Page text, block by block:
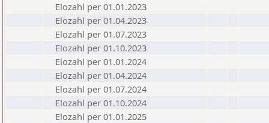
Elozahl per 01.01.2023
Elozahl per 01.04.2023
Elozahl per 01.07.2023
Elozahl per 01.10.2023
Elozahl per 01.01.2024
Elozahl per 01.04.2024
Elozahl per 01.07.2024
Elozahl per 01.10.2024
Elozahl per 01.01.2025